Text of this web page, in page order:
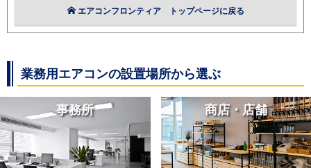
エアコンフロンティア トップページに戻る
業務用エアコンの設置場所から選ぶ
事務所 商店・店舗